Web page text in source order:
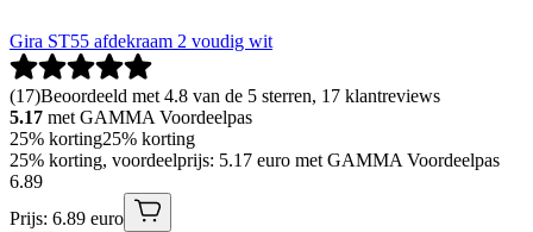
Gira ST55 afdekraam 2 voudig wit
(17)Beoordeeld met 4.8 van de 5 sterren, 17 klantreviews
5.17 met GAMMA Voordeelpas
25% korting25% korting
25% korting, voordeelprijs: 5.17 euro met GAMMA Voordeelpas
6.89
Prijs: 6.89 euro